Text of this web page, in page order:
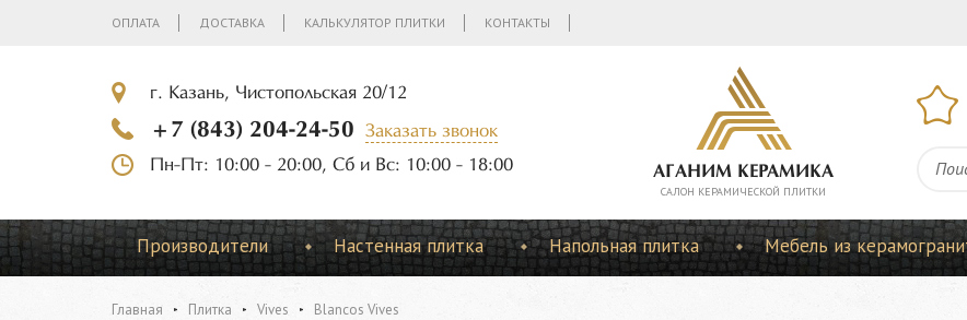
ОПЛАТА ДОСТАВКА КАЛЬКУЛЯТОР ПЛИТКИ КОНТАКТЫ
г. Казань, Чистопольская 20/12
+7 (843) 204-24-50
Заказать звонок
Пн-Пт: 10:00 - 20:00, Сб и Вс: 10:00 - 18:00
АГАНИМ КЕРАМИКА
CАЛОН КЕРАМИЧЕСКОЙ ПЛИТКИ
Производители Настенная плитка Напольная плитка Мебель из
Главная Плитка Vives Blancos Vives